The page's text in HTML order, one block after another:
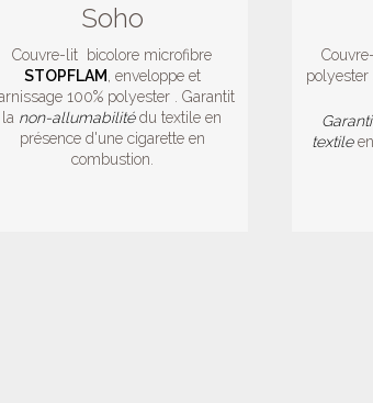
Soho
Couvre-lit bicolore microfibre
STOPFLAM , enveloppe et
100% polyester . Garantit
la non-allumabilitédu textile en
présence d'une cigarette en
combustion.
polyester
textile